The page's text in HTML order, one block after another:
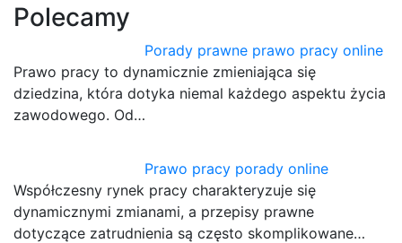
Polecamy
Porady prawne prawo pracy online
Prawo pracy to dynamicznie zmieniająca się
dziedzina, która dotyka niemal każdego aspektu życia
zawodowego. Od…
Prawo pracy porady online
Współczesny rynek pracy charakteryzuje się
dynamicznymi zmianami, a przepisy prawne
dotyczące zatrudnienia są często skomplikowane…